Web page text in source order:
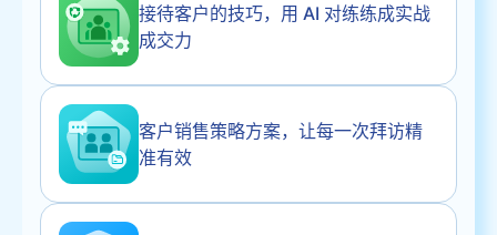
接待客户的技巧，用 AI 对练练成实战
成交力
客户销售策略方案，让每一次拜访精
准有效